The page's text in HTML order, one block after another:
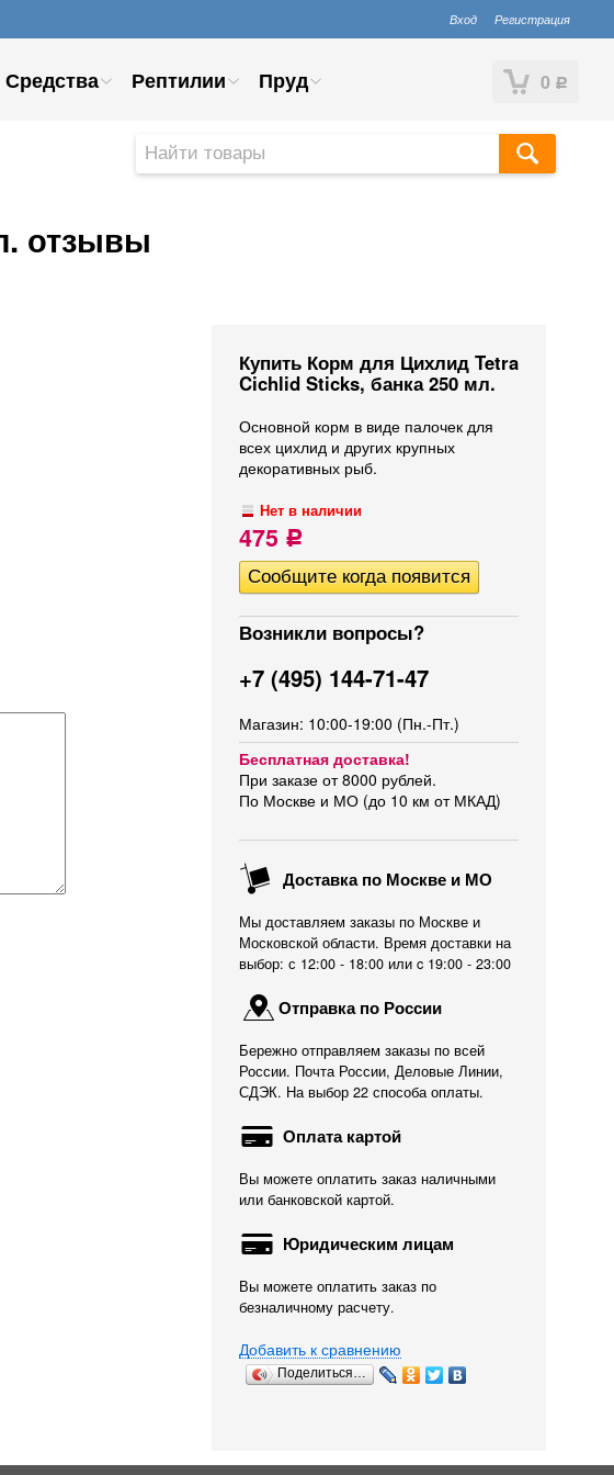
Вход Регистрация
0 Р
Средства Рептилии Пруд
отзывы
Купить Корм для Цихлид Tetra
Cichlid Sticks, банка 250 мл.
Основной корм в виде палочек для
всех цихлид и других крупных
декоративных рыб.
Нет в наличии
475 Р
Возникли вопросы?
+7 (495) 144-71-47
Магазин: 10:00-19:00 (Пн.-Пт.)
Бесплатная доставка!
При заказе от 8000 рублей.
По Москве и МО (до 10 км от МКАД)
Доставка по Москве и МО
Мы доставляем заказы по Москве и
Московской области. Время доставки на
выбор: с 12:00 - 18:00 или c 19:00 - 23:00
Отправка по России
Бережно отправляем заказы по всей
России. Почта России, Деловые Линии,
СДЭК. На выбор 22 способа оплаты.
Оплата картой
Вы можете оплатить заказ наличными
или банковской картой.
Юридическим лицам
Вы можете оплатить заказ по
безналичному расчету.
Добавить к сравнению
Поделиться…